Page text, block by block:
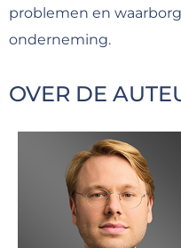
problemen en
onderneming.
OVER DE